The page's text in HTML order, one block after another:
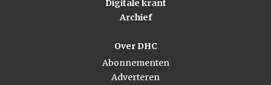
Digitale krant
Archief
Over DHC
Abonnementen
Adverteren